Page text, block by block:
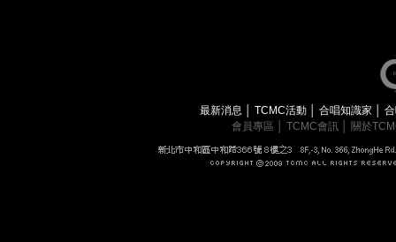
最新消息 TCMC活動 合唱知識家
會員專區
TCMC會訊 關於